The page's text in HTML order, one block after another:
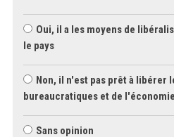
Oui, il a les moyens de
le pays
Non, il n'est pas prêt à libérer
bureaucratiques et de
Sans opinion